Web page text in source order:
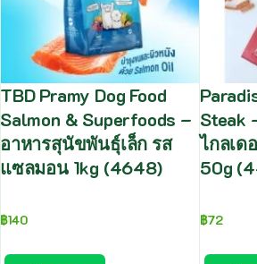
TBD Pramy Dog Food
Salmon & Superfoods –
อาหารสุนัขพันธุ์เล็ก รส
แซลมอน 1kg (4648)
฿140
Steak
ไกลเด
50g
฿72